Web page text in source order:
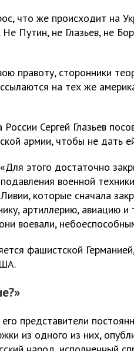
что же происходит на
Путин, не Глазьев, не
правоту, сторонники
на тех же
Сергей Глазьев
армии, чтобы не дать
этого достаточно
военной
которые сначала
артиллерию, авиацию
воевали,
фашистской
представители
из одного из них,